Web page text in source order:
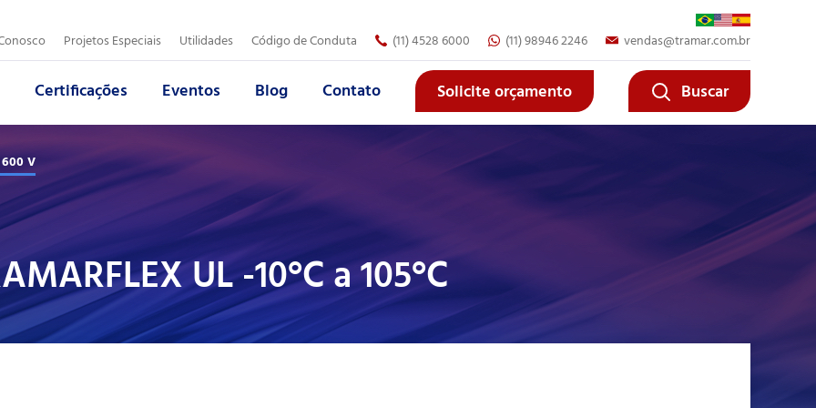
Projetos Especiais Utilidades Código de Conduta (11) 4528 6000 (11) 98946 2246 vendas@tramar.com.br
Certificações Eventos Blog Contato Solicite orçamento Buscar
Fechar
Empresa:*
Produto:
Assunto:*
Trabalhe Conosco Fechar
Área de Atuação:*
Telefone:
600 V
UL -10°C a 105°C